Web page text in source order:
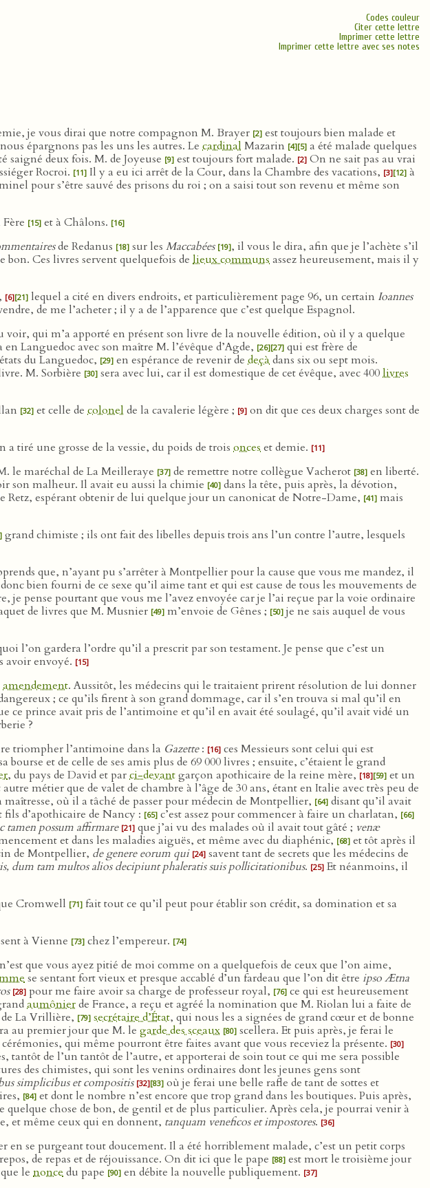
Codes couleur
Citer cette lettre
Imprimer cette lettre
Imprimer cette lettre avec ses notes
je vous dirai que notre compagnon M. Brayer [2] est toujours bien malade et
épargnons pas les uns les autres. Le cardinal Mazarin [4][5] a été malade quelques
saigné deux fois. M. de Joyeuse [9] est toujours fort malade. [2] On ne sait pas au vrai
Rocroi. [11] Il y a eu ici arrêt de la Cour, dans la Chambre des vacations, [3][12] à
pour s’être sauvé des prisons du roi ; on a saisi tout son revenu et même son
[15] et à Châlons. [16]
de Redanus [18] sur les Maccabées [19], il vous le dira, afin que je l’achète s’il
Ces livres servent quelquefois de lieux communsassez heureusement, mais il y
, [6][21] lequel a cité en divers endroits, et particulièrement page 96, un certain Ioannes
de me l’acheter ; il y a de l’apparence que c’est quelque Espagnol.
voir, qui m’a apporté en présent son livre de la nouvelle édition, où il y a quelque
Languedoc avec son maître M. l’évêque d’Agde, [26][27] qui est frère de
du Languedoc, [29] en espérance de revenir de deçàdans six ou sept mois.
M. Sorbière [30] sera avec lui, car il est domestique de cet évêque, avec 400livres
[32] et celle de colonel de la cavalerie légère ; [9] on dit que ces deux charges sont de
a tiré une grosse de la vessie, du poids de trois onceset demie. [11]
le maréchal de La Meilleraye [37] de remettre notre collègue Vacherot [38] en liberté.
son malheur. Il avait eu aussi la chimie [40] dans la tête, puis après, la dévotion,
Retz, espérant obtenir de lui quelque jour un canonicat de Notre-Dame, [41] mais
grand chimiste ; ils ont fait des libelles depuis trois ans l’un contre l’autre, lesquels
que, n’ayant pu s’arrêter à Montpellier pour la cause que vous me mandez, il
bien fourni de ce sexe qu’il aime tant et qui est cause de tous les mouvements de
je pense pourtant que vous me l’avez envoyée car je l’ai reçue par la voie ordinaire
de livres que M. Musnier [49] m’envoie de Gênes ; [50] je ne sais auquel de vous
l’on gardera l’ordre qu’il a prescrit par son testament. Je pense que c’est un
avoir envoyé. [15]
amendement. Aussitôt, les médecins qui le traitaient prirent résolution de lui donner
; ce qu’ils firent à son grand dommage, car il s’en trouva si mal qu’il en
ce prince avait pris de l’antimoine et qu’il en avait été soulagé, qu’il avait vidé un
?
triompher l’antimoine dans la Gazette: [16] ces Messieurs sont celui qui est
et de celle de ses amis plus de 69 000 livres ; ensuite, c’étaient le grand
, du pays de David et parci-devantgarçon apothicaire de la reine mère, [18][59] et un
métier que de valet de chambre à l’âge de 30 ans, étant en Italie avec très peu de
maîtresse, où il a tâché de passer pour médecin de Montpellier, [64] disant qu’il avait
d’apothicaire de Nancy : [65] c’est assez pour commencer à faire un charlatan, [66]
tamen possum affirmare [21] que j’ai vu des malades où il avait tout gâté ; venæ
et dans les maladies aiguës, et même avec du diaphénic, [68] et tôt après il
de Montpellier, de genere eorum qui [24] savent tant de secrets que les médecins de
dum tam multos alios decipiunt phaleratis suis pollicitationibus. [25] Et néanmoins, il
Cromwell [71] fait tout ce qu’il peut pour établir son crédit, sa domination et sa
à Vienne [73] chez l’empereur. [74]
que vous ayez pitié de moi comme on a quelquefois de ceux que l’on aime,
se sentant fort vieux et presque accablé d’un fardeau que l’on dit être ipso Ætna
[28] pour me faire avoir sa charge de professeur royal, [76] ce qui est heureusement
aumônierde France, a reçu et agréé la nomination que M. Riolan lui a faite de
La Vrillière, [79] secrétaire d’État, qui nous les a signées de grand cœur et de bonne
au premier jour que M. le garde des sceaux [80] scellera. Et puis après, je ferai le
qui même pourront être faites avant que vous receviez la présente. [30]
tantôt de l’un tantôt de l’autre, et apporterai de soin tout ce qui me sera possible
des chimistes, qui sont les venins ordinaires dont les jeunes gens sont
simplicibus et compositis [32][83] où je ferai une belle rafle de tant de sottes et
[84] et dont le nombre n’est encore que trop grand dans les boutiques. Puis après,
chose de bon, de gentil et de plus particulier. Après cela, je pourrai venir à
et même ceux qui en donnent, tanquam veneficos et impostores. [36]
en se purgeant tout doucement. Il a été horriblement malade, c’est un petit corps
de repas et de réjouissance. On dit ici que le pape [88] est mort le troisième jour
le noncedu pape [90] en débite la nouvelle publiquement. [37]